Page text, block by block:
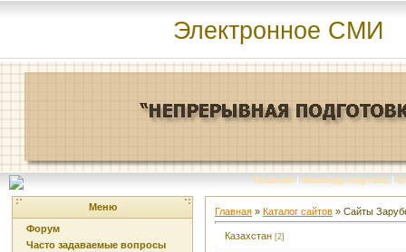
Электронное СМИ
Главная | Команда портала | О
Меню
Форум
Часто задаваемые вопросы
Главная » Каталог сайтов » Сайты
Казахстан [2]